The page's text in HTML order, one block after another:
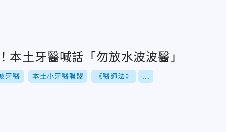
本土牙醫喊話「勿放水波波醫」
牙醫 本土小牙醫聯盟 《醫師法》